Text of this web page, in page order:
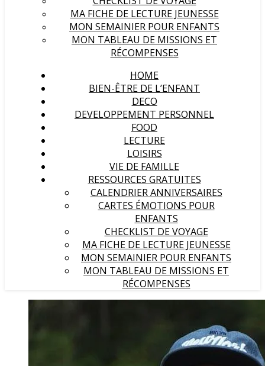
MA FICHE DE LECTURE JEUNESSE
MON SEMAINIER POUR ENFANTS
MON TABLEAU DE MISSIONS ET
RÉCOMPENSES
HOME
BIEN-ÊTRE DE L’ENFANT
DECO
DEVELOPPEMENT PERSONNEL
FOOD
LECTURE
LOISIRS
VIE DE FAMILLE
RESSOURCES GRATUITES
CALENDRIER ANNIVERSAIRES
CARTES ÉMOTIONS POUR
ENFANTS
CHECKLIST DE VOYAGE
MA FICHE DE LECTURE JEUNESSE
MON SEMAINIER POUR ENFANTS
MON TABLEAU DE MISSIONS ET
RÉCOMPENSES